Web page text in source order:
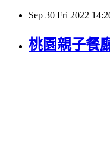
Sep 30 Fri 2022
桃園親子餐